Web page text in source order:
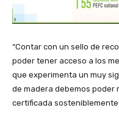
“Contar con un sello de
poder tener acceso a los
que experimenta un muy
de madera debemos poder
certificada